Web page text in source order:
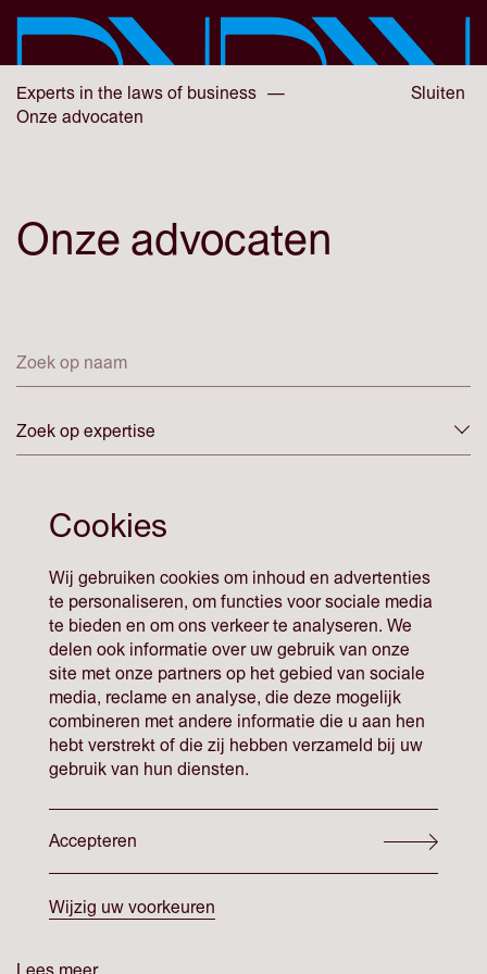
content
You
are
Experts in the laws of business —
Onze advocaten
Sluiten
Onze advocaten
Onze
experts
Naam
Experts
Bas Augustijn
Cookies
Wij gebruiken cookies om inhoud en advertenties
te personaliseren, om functies voor sociale media
te bieden en om ons verkeer te analyseren. We
delen ook informatie over uw gebruik van onze
site met onze partners op het gebied van sociale
media, reclame en analyse, die deze mogelijk
combineren met andere informatie die u aan hen
hebt verstrekt of die zij hebben verzameld bij uw
gebruik van hun diensten.
Accepteren
Wijzig uw voorkeuren